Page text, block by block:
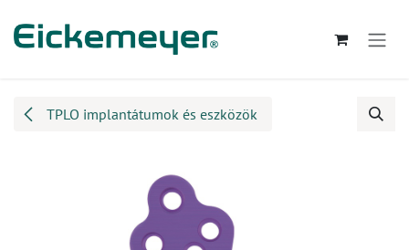
TPLO implantátumok és eszközök